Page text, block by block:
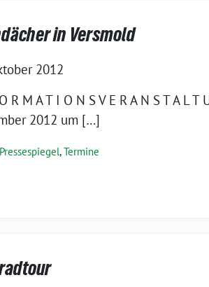
in Versmold
2012
R M A T I O N S V E R A N S T A L T
2012 um […]
Pressespiegel,Termine